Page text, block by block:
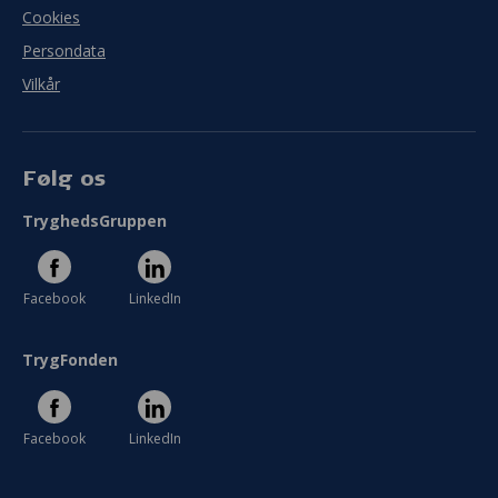
Cookies
Persondata
Vilkår
Følg os
TryghedsGruppen
Facebook LinkedIn
TrygFonden
Facebook LinkedIn